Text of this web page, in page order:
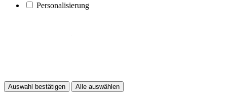
Personalisierung
Auswahl bestätigen Alle auswählen